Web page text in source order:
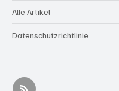
Alle Artikel
Datenschutzrichtlinie